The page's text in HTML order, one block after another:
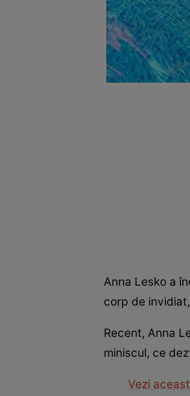
Anna Lesko a
corp de
Recent, Anna
miniscul, ce
Vezi